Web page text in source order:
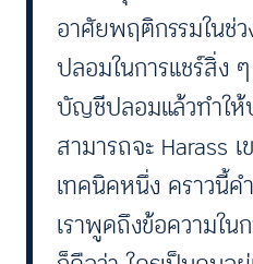
อาศัยพฤติกรรมในช่
ปลอมในการแชร์สิ่ง
บัญชีปลอมแล้วทำให้
สามารถจะ Harass
เทคนิคหนึ่ง คราวนี้
เราพูดถึงข้อความใน